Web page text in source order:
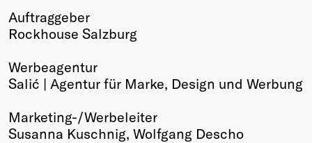
Auftraggeber
Rockhouse Salzburg
Werbeagentur
Salić | Agentur für Marke, Design und Werbung
Marketing-/Werbeleiter
Susanna Kuschnig, Wolfgang Descho